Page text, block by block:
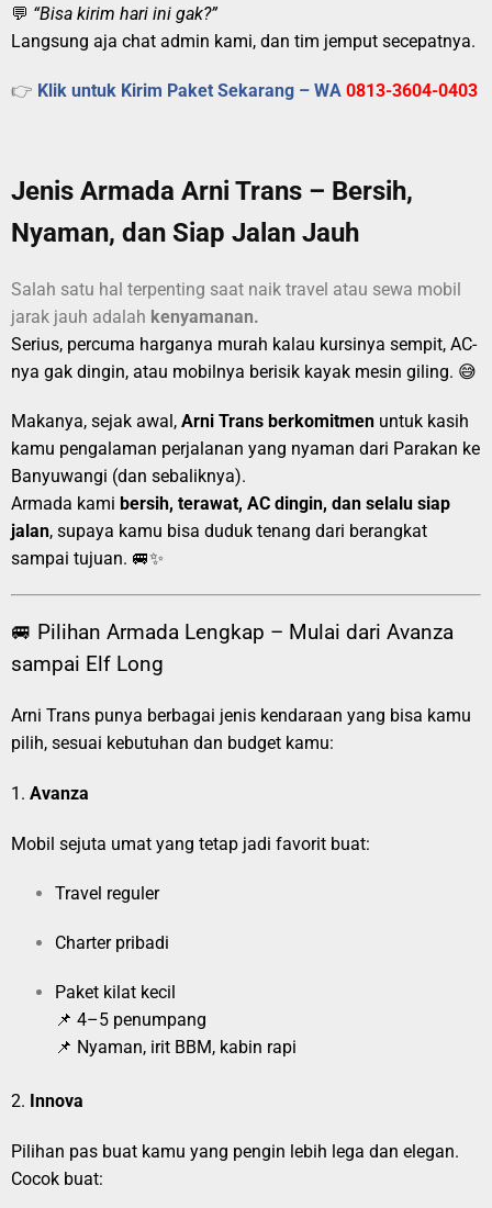
💬 “Bisa kirim hari ini gak?”
Langsung aja chat admin kami, dan tim jemput secepatnya.
👉 Klik untuk Kirim Paket Sekarang – WA 0813-3604-0403
Jenis Armada Arni Trans – Bersih,
Nyaman, dan Siap Jalan Jauh
Salah satu hal terpenting saat naik travel atau sewa mobil
jarak jauh adalah kenyamanan.
Serius, percuma harganya murah kalau kursinya sempit, AC-
nya gak dingin, atau mobilnya berisik kayak mesin giling. 😅
Makanya, sejak awal, Arni Trans berkomitmen untuk kasih
kamu pengalaman perjalanan yang nyaman dari Parakan ke
Banyuwangi (dan sebaliknya).
Armada kami bersih, terawat, AC dingin, dan selalu siap
jalan, supaya kamu bisa duduk tenang dari berangkat
sampai tujuan. 🚐✨
🚐 Pilihan Armada Lengkap – Mulai dari Avanza
sampai Elf Long
Arni Trans punya berbagai jenis kendaraan yang bisa kamu
pilih, sesuai kebutuhan dan budget kamu:
1. Avanza
Mobil sejuta umat yang tetap jadi favorit buat:
Travel reguler
Charter pribadi
Paket kilat kecil
📌 4–5 penumpang
📌 Nyaman, irit BBM, kabin rapi
2. Innova
Pilihan pas buat kamu yang pengin lebih lega dan elegan.
Cocok buat: